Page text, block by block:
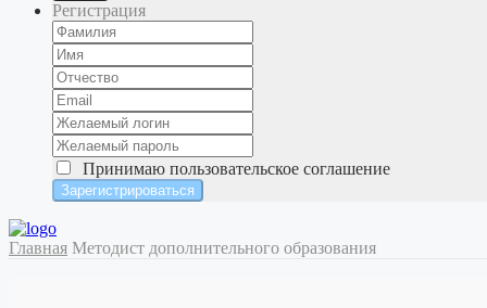
Регистрация
Принимаю пользовательское соглашение
Главная Методист дополнительного образования